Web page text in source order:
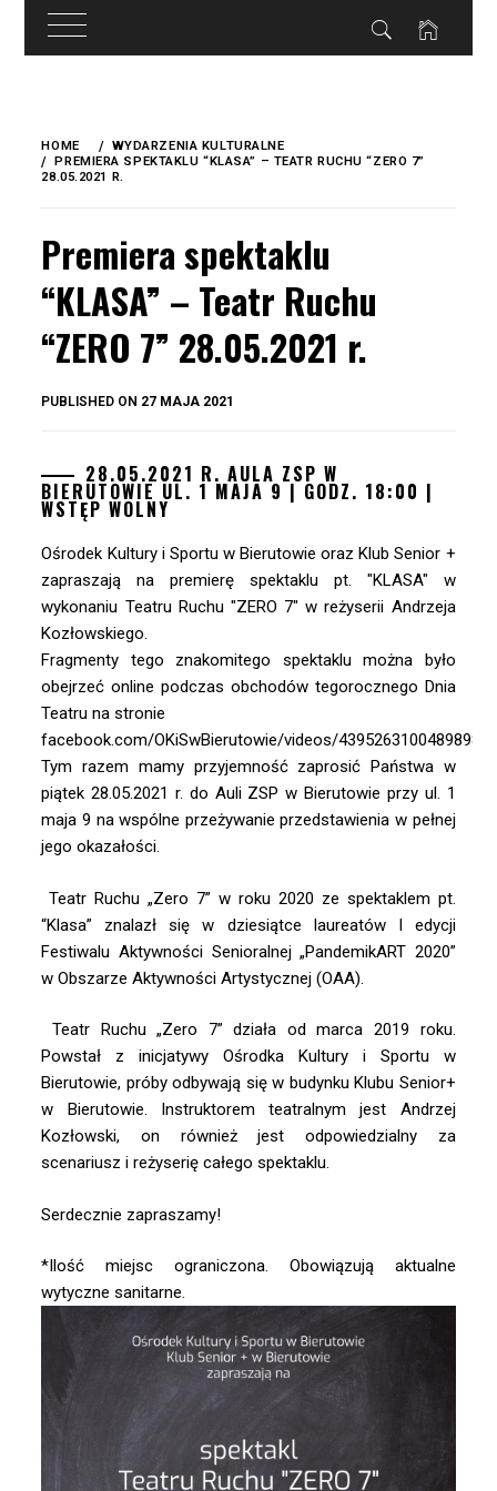
treści
content
HOME
WYDARZENIA KULTURALNE
PREMIERA SPEKTAKLU “KLASA” – TEATR RUCHU “ZERO 7”
28.05.2021 R.
Premiera spektaklu
“KLASA” – Teatr Ruchu
“ZERO 7” 28.05.2021 r.
PUBLISHED ON 27 MAJA 2021
28.05.2021 R. AULA ZSP W
BIERUTOWIE UL. 1 MAJA 9 | GODZ. 18:00 |
WSTĘP WOLNY
Ośrodek Kultury i Sportu w Bierutowie oraz Klub Senior +
zapraszają na premierę spektaklu pt. "KLASA" w
wykonaniu Teatru Ruchu "ZERO 7" w reżyserii Andrzeja
Kozłowskiego.
Fragmenty tego znakomitego spektaklu można było
obejrzeć online podczas obchodów tegorocznego Dnia
Teatru na stronie
facebook.com/OKiSwBierutowie/videos/4395263100489898
Tym razem mamy przyjemność zaprosić Państwa w
piątek 28.05.2021 r. do Auli ZSP w Bierutowie przy ul. 1
maja 9 na wspólne przeżywanie przedstawienia w pełnej
jego okazałości.
Teatr Ruchu „Zero 7” w roku 2020 ze spektaklem pt.
“Klasa” znalazł się w dziesiątce laureatów I edycji
Festiwalu Aktywności Senioralnej „PandemikART 2020”
w Obszarze Aktywności Artystycznej (OAA).
Teatr Ruchu „Zero 7” działa od marca 2019 roku.
Powstał z inicjatywy Ośrodka Kultury i Sportu w
Bierutowie, próby odbywają się w budynku Klubu Senior+
w Bierutowie. Instruktorem teatralnym jest Andrzej
Kozłowski, on również jest odpowiedzialny za
scenariusz i reżyserię całego spektaklu.
Serdecznie zapraszamy!
*Ilość miejsc ograniczona. Obowiązują aktualne
wytyczne sanitarne.